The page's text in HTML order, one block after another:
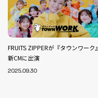
FRUITS ZIPPERが『タウンワーク』
新CMに出演
2025.09.30